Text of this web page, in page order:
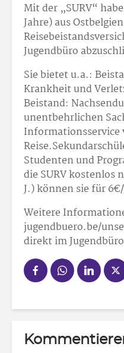
Mit der „SURV“
Jahre) aus
Jugendbüro
Sie bietet u.a.:
Krankheit und
Beistand:
unentbehrlichen
Informationsservice
Studenten und
die SURV kostenlos
J.) können sie für
Weitere
jugendbuero.be/
direkt im